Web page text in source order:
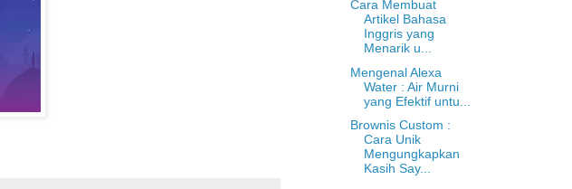
Cara Membuat
Artikel Bahasa
Inggris yang
Menarik u...
Mengenal Alexa
Water : Air Murni
yang Efektif untu...
Brownis Custom :
Cara Unik
Mengungkapkan
Kasih Say...